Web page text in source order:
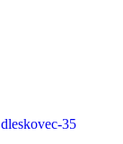
dleskovec-35